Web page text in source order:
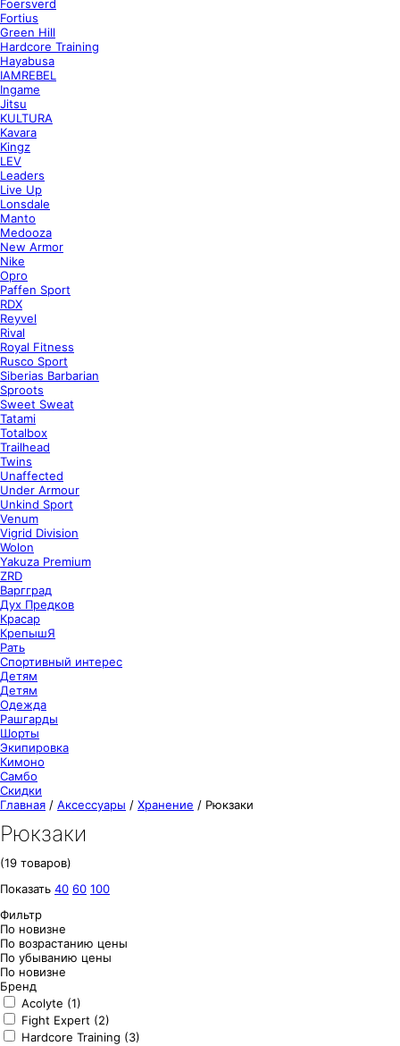
Foersverd
Fortius
Green Hill
Hardcore Training
Hayabusa
IAMREBEL
Ingame
Jitsu
KULTURA
Kavara
Kingz
LEV
Leaders
Live Up
Lonsdale
Manto
Medooza
New Armor
Nike
Opro
Paffen Sport
RDX
Reyvel
Rival
Royal Fitness
Rusco Sport
Siberias Barbarian
Sproots
Sweet Sweat
Tatami
Totalbox
Trailhead
Twins
Unaffected
Under Armour
Unkind Sport
Venum
Vigrid Division
Wolon
Yakuza Premium
ZRD
Варгград
Дух Предков
Красар
КрепышЯ
Рать
Спортивный интерес
Детям
Детям
Одежда
Рашгарды
Шорты
Экипировка
Кимоно
Самбо
Скидки
Главная / Аксессуары / Хранение / Рюкзаки
Рюкзаки
(19 товаров)
Показать 40 60 100
Фильтр
По новизне
По возрастанию цены
По убыванию цены
По новизне
Бренд
Acolyte (1)
Fight Expert (2)
Hardcore Training (3)